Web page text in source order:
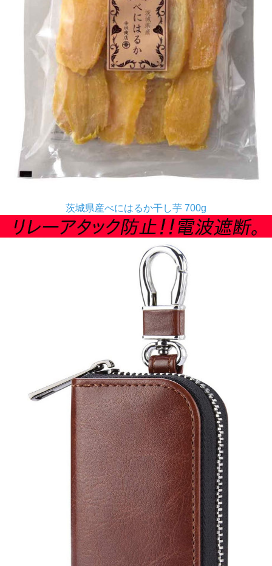
茨城県産べにはるか干し芋 700g